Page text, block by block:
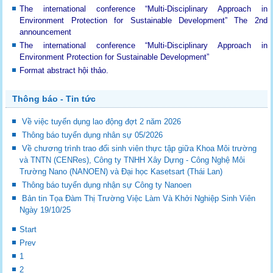
The international conference “Multi-Disciplinary Approach in
Environment Protection for Sustainable Development”The 2nd
announcement
The international conference “Multi-Disciplinary Approach in
Environment Protection for Sustainable Development”
Format abstract hội thảo.
Thông báo - Tin tức
Về việc tuyển dụng lao động đợt 2 năm 2026
Thông báo tuyển dụng nhân sự 05/2026
Về chương trình trao đổi sinh viên thực tập giữa Khoa Môi trường
và TNTN (CENRes), Công ty TNHH Xây Dựng - Công Nghệ Môi
Trường Nano (NANOEN) và Đại học Kasetsart (Thái Lan)
Thông báo tuyển dụng nhận sự Công ty Nanoen
Bản tin Tọa Đàm Thị Trường Việc Làm Và Khởi Nghiệp Sinh Viên
Ngày 19/10/25
Start
Prev
1
2